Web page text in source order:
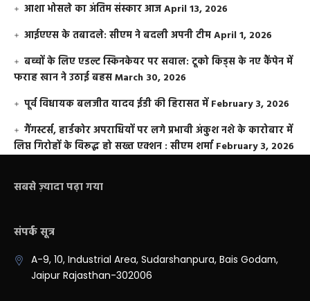
आशा भोसले का अंतिम संस्कार आजApril 13, 2026
आईएएस के तबादले: सीएम ने बदली अपनी टीमApril 1, 2026
बच्चों के लिए एडल्ट स्किनकेयर पर सवाल: टूको किड्स के नए कैंपेन में
फराह खान ने उठाई बहसMarch 30, 2026
पूर्व विधायक बलजीत यादव ईडी की हिरासत में February 3, 2026
गैंगस्टर्स, हार्डकोर अपराधियों पर लगे प्रभावी अंकुश नशे के कारोबार में
लिप्त गिरोहों के विरूद्ध हो सख्त एक्शन : सीएम शर्मा February 3, 2026
सबसे ज़्यादा पढ़ा गया
संपर्क सूत्र
A-9, 10, Industrial Area, Sudarshanpura, Bais Godam,
Jaipur Rajasthan-302006